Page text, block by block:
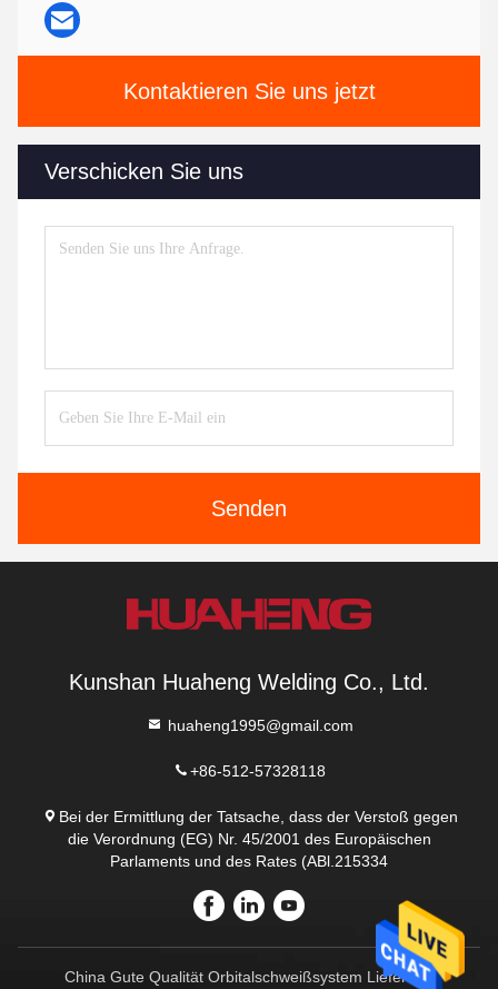
Kontaktieren Sie uns jetzt
Verschicken Sie uns
Senden
Kunshan Huaheng Welding Co., Ltd.
huaheng1995@gmail.com
+86-512-57328118
Bei der Ermittlung der Tatsache, dass der Verstoß gegen
die Verordnung (EG) Nr. 45/2001 des Europäischen
Parlaments und des Rates (ABl.215334
China Gute Qualität Orbitalschweißsystem Lieferant.